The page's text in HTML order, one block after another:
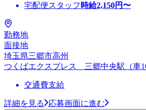
宅配便スタッフ 時給2,150円〜
勤務地
面接地
埼玉県三郷市高州
つくばエクスプレス 三郷中央駅（車
交通費支給
詳細を見る 応募画面に進む